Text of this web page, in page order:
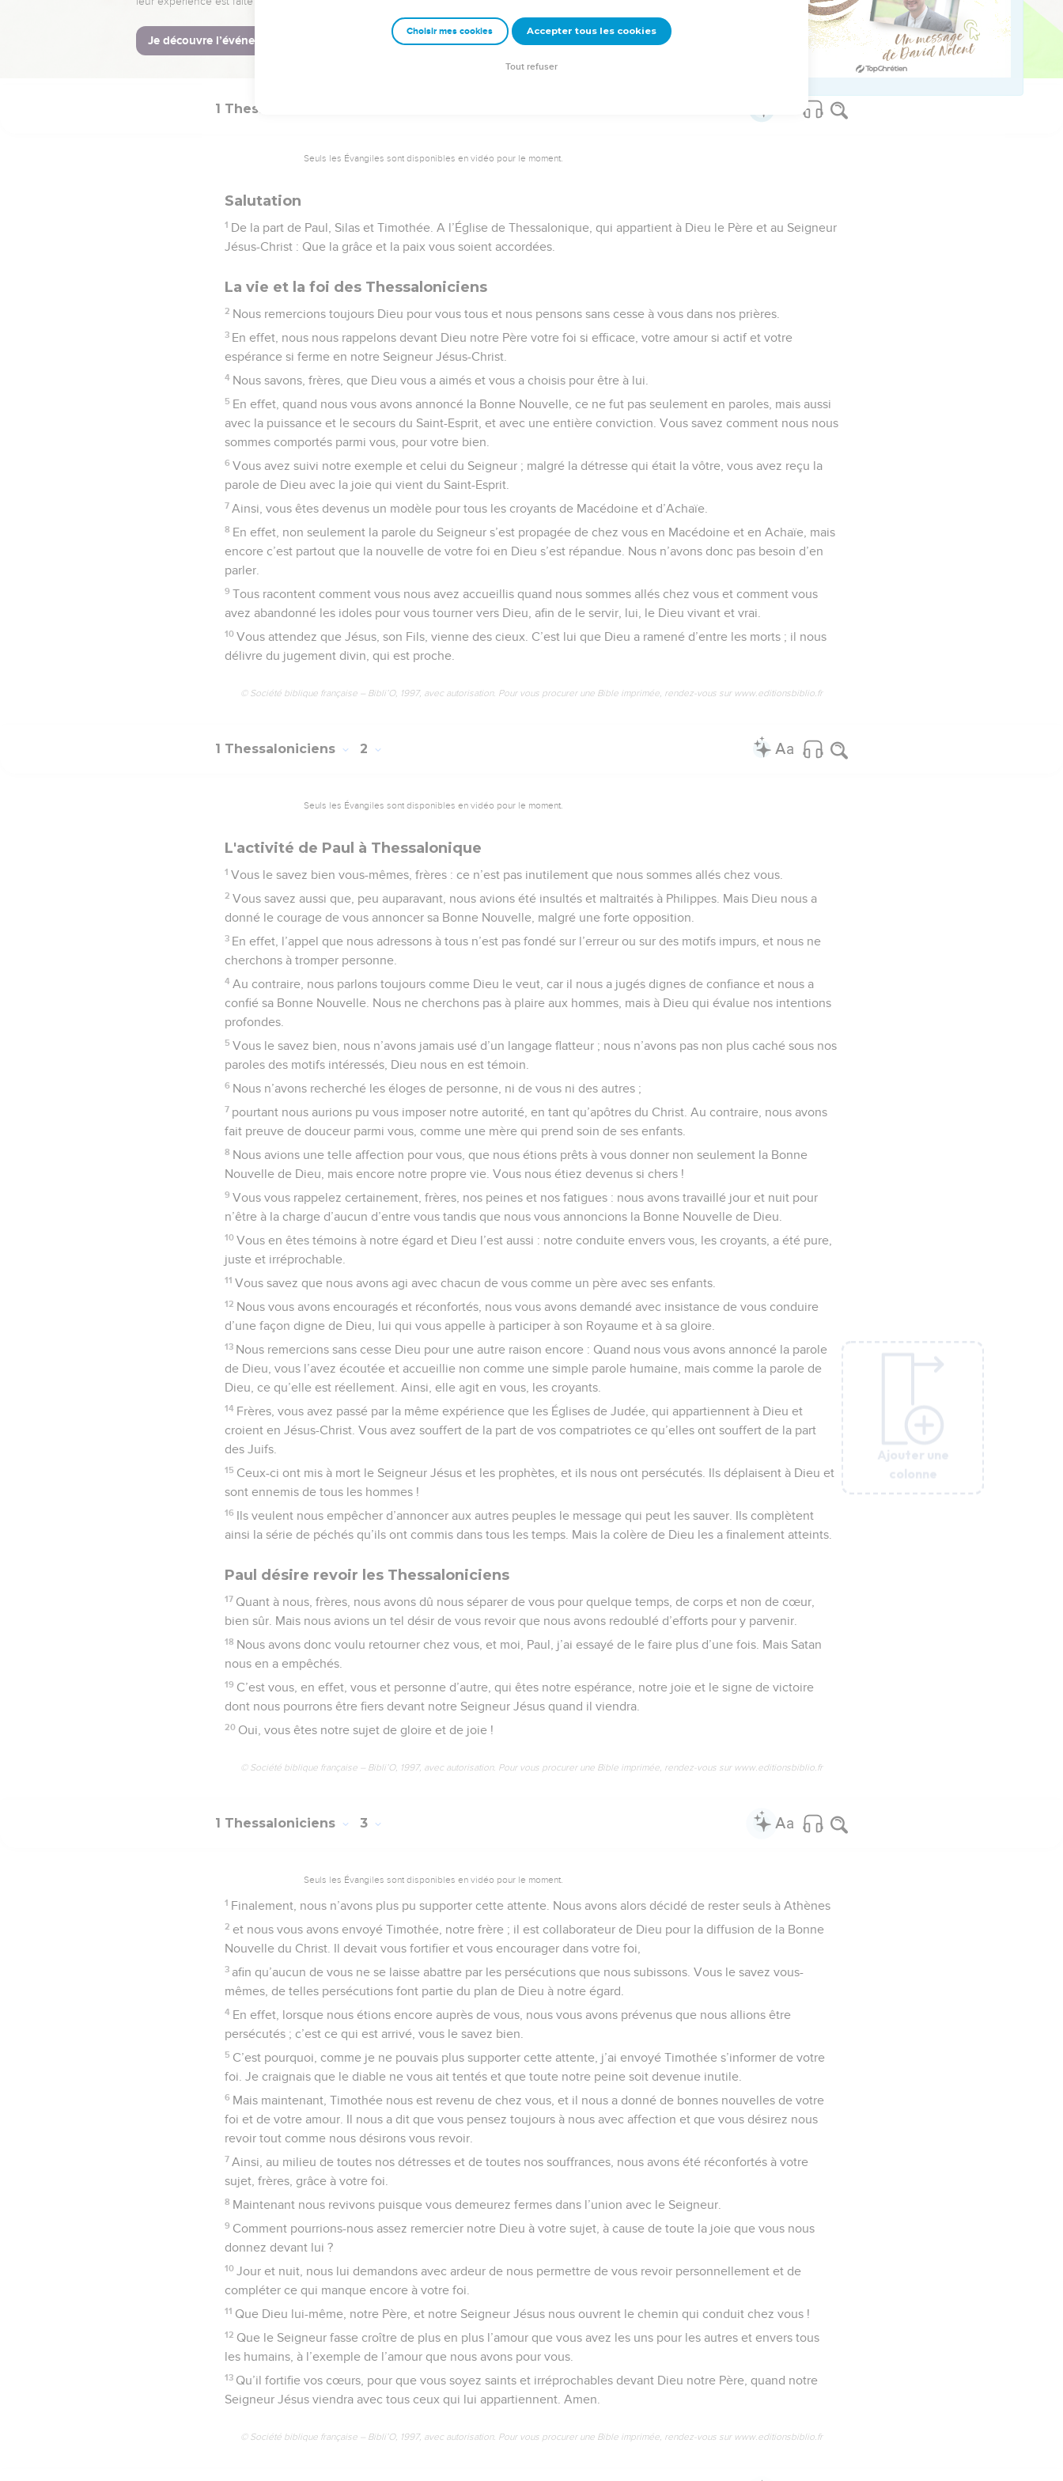
La Bible Du Semeur Copyright © 1992, 1999 by Biblica, Inc.® Used by permission. All rights reserved worldwide.
1 Thessaloniciens
Seuls les Évangiles sont disponibles en vidéo pour le moment.
Salutation
1 De la part de Paul, Silas et Timothée. A l’Église de Thessalonique, qui appartient à Dieu le Père et au Seigneur
Jésus-Christ : Que la grâce et la paix vous soient accordées.
La vie et la foi des Thessaloniciens
2 Nous remercions toujours Dieu pour vous tous et nous pensons sans cesse à vous dans nos prières.
3 En effet, nous nous rappelons devant Dieu notre Père votre foi si efficace, votre amour si actif et votre
espérance si ferme en notre Seigneur Jésus-Christ.
4 Nous savons, frères, que Dieu vous a aimés et vous a choisis pour être à lui.
5 En effet, quand nous vous avons annoncé la Bonne Nouvelle, ce ne fut pas seulement en paroles, mais aussi
avec la puissance et le secours du Saint-Esprit, et avec une entière conviction. Vous savez comment nous nous
sommes comportés parmi vous, pour votre bien.
6 Vous avez suivi notre exemple et celui du Seigneur ; malgré la détresse qui était la vôtre, vous avez reçu la
parole de Dieu avec la joie qui vient du Saint-Esprit.
7 Ainsi, vous êtes devenus un modèle pour tous les croyants de Macédoine et d’Achaïe.
8 En effet, non seulement la parole du Seigneur s’est propagée de chez vous en Macédoine et en Achaïe, mais
encore c’est partout que la nouvelle de votre foi en Dieu s’est répandue. Nous n’avons donc pas besoin d’en
parler.
9 Tous racontent comment vous nous avez accueillis quand nous sommes allés chez vous et comment vous
avez abandonné les idoles pour vous tourner vers Dieu, afin de le servir, lui, le Dieu vivant et vrai.
10 Vous attendez que Jésus, son Fils, vienne des cieux. C’est lui que Dieu a ramené d’entre les morts ; il nous
délivre du jugement divin, qui est proche.
© Société biblique française – Bibli’O, 1997, avec autorisation. Pour vous procurer une Bible imprimée, rendez-vous sur www.editionsbiblio.fr
Ajouter une
colonne
1 Thessaloniciens 2
Seuls les Évangiles sont disponibles en vidéo pour le moment.
L'activité de Paul à Thessalonique
1 Vous le savez bien vous-mêmes, frères : ce n’est pas inutilement que nous sommes allés chez vous.
2 Vous savez aussi que, peu auparavant, nous avions été insultés et maltraités à Philippes. Mais Dieu nous a
donné le courage de vous annoncer sa Bonne Nouvelle, malgré une forte opposition.
3 En effet, l’appel que nous adressons à tous n’est pas fondé sur l’erreur ou sur des motifs impurs, et nous ne
cherchons à tromper personne.
4 Au contraire, nous parlons toujours comme Dieu le veut, car il nous a jugés dignes de confiance et nous a
confié sa Bonne Nouvelle. Nous ne cherchons pas à plaire aux hommes, mais à Dieu qui évalue nos intentions
profondes.
5 Vous le savez bien, nous n’avons jamais usé d’un langage flatteur ; nous n’avons pas non plus caché sous nos
paroles des motifs intéressés, Dieu nous en est témoin.
6 Nous n’avons recherché les éloges de personne, ni de vous ni des autres ;
7 pourtant nous aurions pu vous imposer notre autorité, en tant qu’apôtres du Christ. Au contraire, nous avons
fait preuve de douceur parmi vous, comme une mère qui prend soin de ses enfants.
8 Nous avions une telle affection pour vous, que nous étions prêts à vous donner non seulement la Bonne
Nouvelle de Dieu, mais encore notre propre vie. Vous nous étiez devenus si chers !
9 Vous vous rappelez certainement, frères, nos peines et nos fatigues : nous avons travaillé jour et nuit pour
n’être à la charge d’aucun d’entre vous tandis que nous vous annoncions la Bonne Nouvelle de Dieu.
10 Vous en êtes témoins à notre égard et Dieu l’est aussi : notre conduite envers vous, les croyants, a été pure,
juste et irréprochable.
11 Vous savez que nous avons agi avec chacun de vous comme un père avec ses enfants.
12 Nous vous avons encouragés et réconfortés, nous vous avons demandé avec insistance de vous conduire
d’une façon digne de Dieu, lui qui vous appelle à participer à son Royaume et à sa gloire.
13 Nous remercions sans cesse Dieu pour une autre raison encore : Quand nous vous avons annoncé la parole
de Dieu, vous l’avez écoutée et accueillie non comme une simple parole humaine, mais comme la parole de
Dieu, ce qu’elle est réellement. Ainsi, elle agit en vous, les croyants.
14 Frères, vous avez passé par la même expérience que les Églises de Judée, qui appartiennent à Dieu et
croient en Jésus-Christ. Vous avez souffert de la part de vos compatriotes ce qu’elles ont souffert de la part
des Juifs.
15 Ceux-ci ont mis à mort le Seigneur Jésus et les prophètes, et ils nous ont persécutés. Ils déplaisent à Dieu et
sont ennemis de tous les hommes !
16 Ils veulent nous empêcher d’annoncer aux autres peuples le message qui peut les sauver. Ils complètent
ainsi la série de péchés qu’ils ont commis dans tous les temps. Mais la colère de Dieu les a finalement atteints.
Paul désire revoir les Thessaloniciens
17 Quant à nous, frères, nous avons dû nous séparer de vous pour quelque temps, de corps et non de cœur,
bien sûr. Mais nous avions un tel désir de vous revoir que nous avons redoublé d’efforts pour y parvenir.
18 Nous avons donc voulu retourner chez vous, et moi, Paul, j’ai essayé de le faire plus d’une fois. Mais Satan
nous en a empêchés.
19 C’est vous, en effet, vous et personne d’autre, qui êtes notre espérance, notre joie et le signe de victoire
dont nous pourrons être fiers devant notre Seigneur Jésus quand il viendra.
20 Oui, vous êtes notre sujet de gloire et de joie !
© Société biblique française – Bibli’O, 1997, avec autorisation. Pour vous procurer une Bible imprimée, rendez-vous sur www.editionsbiblio.fr
Ajouter une
colonne
1 Thessaloniciens 3
Seuls les Évangiles sont disponibles en vidéo pour le moment.
1 Finalement, nous n’avons plus pu supporter cette attente. Nous avons alors décidé de rester seuls à Athènes
2 et nous vous avons envoyé Timothée, notre frère ; il est collaborateur de Dieu pour la diffusion de la Bonne
Nouvelle du Christ. Il devait vous fortifier et vous encourager dans votre foi,
3 afin qu’aucun de vous ne se laisse abattre par les persécutions que nous subissons. Vous le savez vous-
mêmes, de telles persécutions font partie du plan de Dieu à notre égard.
4 En effet, lorsque nous étions encore auprès de vous, nous vous avons prévenus que nous allions être
persécutés ; c’est ce qui est arrivé, vous le savez bien.
5 C’est pourquoi, comme je ne pouvais plus supporter cette attente, j’ai envoyé Timothée s’informer de votre
foi. Je craignais que le diable ne vous ait tentés et que toute notre peine soit devenue inutile.
6 Mais maintenant, Timothée nous est revenu de chez vous, et il nous a donné de bonnes nouvelles de votre
foi et de votre amour. Il nous a dit que vous pensez toujours à nous avec affection et que vous désirez nous
revoir tout comme nous désirons vous revoir.
7 Ainsi, au milieu de toutes nos détresses et de toutes nos souffrances, nous avons été réconfortés à votre
sujet, frères, grâce à votre foi.
8 Maintenant nous revivons puisque vous demeurez fermes dans l’union avec le Seigneur.
9 Comment pourrions-nous assez remercier notre Dieu à votre sujet, à cause de toute la joie que vous nous
donnez devant lui ?
10 Jour et nuit, nous lui demandons avec ardeur de nous permettre de vous revoir personnellement et de
compléter ce qui manque encore à votre foi.
11 Que Dieu lui-même, notre Père, et notre Seigneur Jésus nous ouvrent le chemin qui conduit chez vous !
12 Que le Seigneur fasse croître de plus en plus l’amour que vous avez les uns pour les autres et envers tous
les humains, à l’exemple de l’amour que nous avons pour vous.
13 Qu’il fortifie vos cœurs, pour que vous soyez saints et irréprochables devant Dieu notre Père, quand notre
Seigneur Jésus viendra avec tous ceux qui lui appartiennent. Amen.
© Société biblique française – Bibli’O, 1997, avec autorisation. Pour vous procurer une Bible imprimée, rendez-vous sur www.editionsbiblio.fr
Ajouter une
colonne
Ajouter une
colonne
Ajouter une
colonne
Choisir mes cookies Accepter tous les cookies
Tout refuser